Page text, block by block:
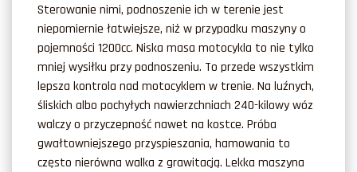
Sterowanie nimi, podnoszenie ich w terenie jest
niepomiernie łatwiejsze, niż w przypadku maszyny o
pojemności 1200cc. Niska masa motocykla to nie tylko
mniej wysiłku przy podnoszeniu. To przede wszystkim
lepsza kontrola nad motocyklem w trenie. Na luźnych,
śliskich albo pochyłych nawierzchniach 240-kilowy wóz
walczy o przyczepność nawet na kostce. Próba
gwałtowniejszego przyspieszania, hamowania to
często nierówna walka z grawitacją. Lekka maszyna